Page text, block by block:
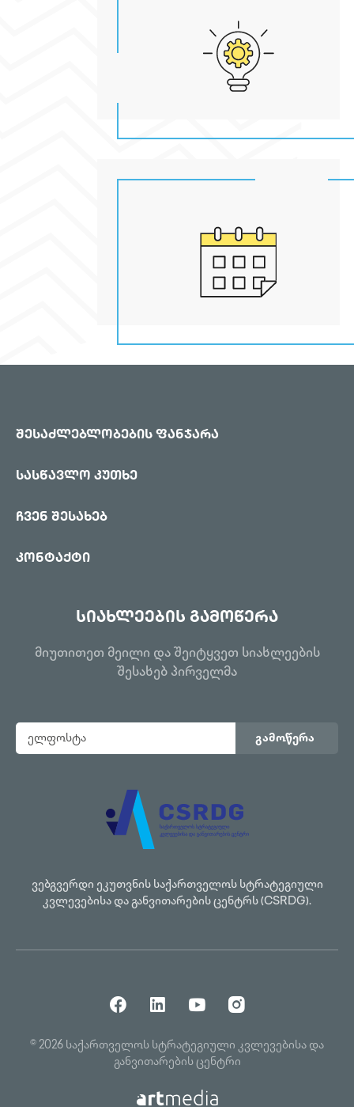
შესაძლებლობების ფანჯარა
სასწავლო კუთხე
ჩვენ შესახებ
კონტაქტი
სიახლეების გამოწერა
მიუთითეთ მეილი და შეიტყვეთ სიახლეების
შესახებ პირველმა
გამოწერა
ვებგვერდი ეკუთვნის საქართველოს სტრატეგიული
კვლევებისა და განვითარების ცენტრს (CSRDG).
© 2026 საქართველოს სტრატეგიული კვლევებისა და
განვითარების ცენტრი